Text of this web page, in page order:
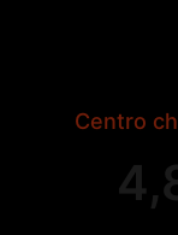
Centro